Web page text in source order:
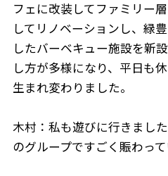
フェに改装してファミリー
してリノベーションし、緑
したバーベキュー施設を新
し方が多様になり、平日も
生まれ変わりました。
木村：私も遊びに行きまし
のグループですごく賑わって